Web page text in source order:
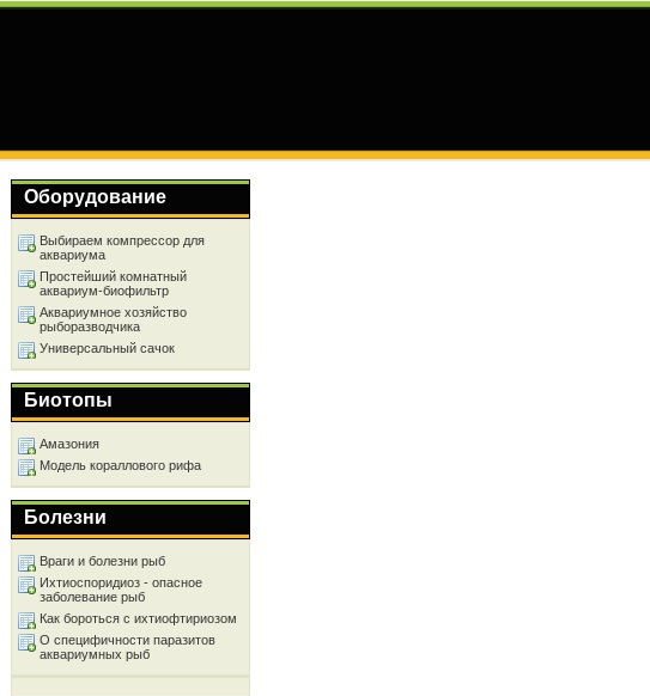
Оборудование
Выбираем компрессор для
аквариума
Простейший комнатный
аквариум-биофильтр
Аквариумное хозяйство
рыборазводчика
Универсальный сачок
Биотопы
Амазония
Модель кораллового рифа
Болезни
Враги и болезни рыб
Ихтиоспоридиоз - опасное
заболевание рыб
Как бороться с ихтиофтириозом
О специфичности паразитов
аквариумных рыб